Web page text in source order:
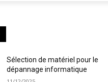
Sélection de matériel pour le
dépannage informatique